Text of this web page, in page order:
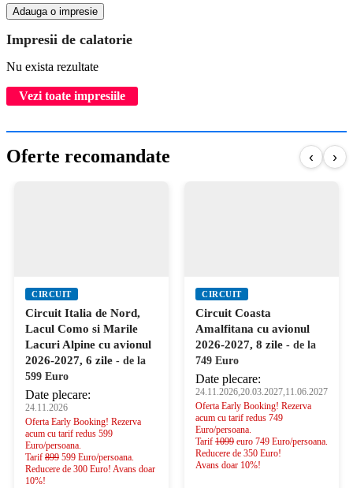
Adauga o impresie
Impresii de calatorie
Nu exista rezultate
Vezi toate impresiile
Oferte recomandate ‹ ›
CIRCUIT
Circuit Italia de Nord,
Lacul Como si Marile
Lacuri Alpine cu avionul
2026-2027, 6 zile - de la
599 Euro
Date plecare:
24.11.2026
Oferta Early Booking! Rezerva
acum cu tarif redus 599
Euro/persoana.
Tarif 899 599 Euro/persoana.
Reducere de 300 Euro! Avans doar
10%!
CIRCUIT
Circuit Coasta
Amalfitana cu avionul
2026-2027, 8 zile - de la
749 Euro
Date plecare:
24.11.2026,20.03.2027,11.06.2027
Oferta Early Booking! Rezerva
acum cu tarif redus 749
Euro/persoana.
Tarif 1099 euro 749 Euro/persoana.
Reducere de 350 Euro!
Avans doar 10%!